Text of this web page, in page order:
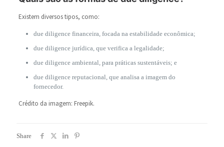
Existem diversos tipos, como:
due diligence financeira, focada na estabilidade econômica;
due diligence jurídica, que verifica a legalidade;
due diligence ambiental, para práticas sustentáveis; e
due diligence reputacional, que analisa a imagem do
fornecedor.
Crédito da imagem: Freepik.
Share